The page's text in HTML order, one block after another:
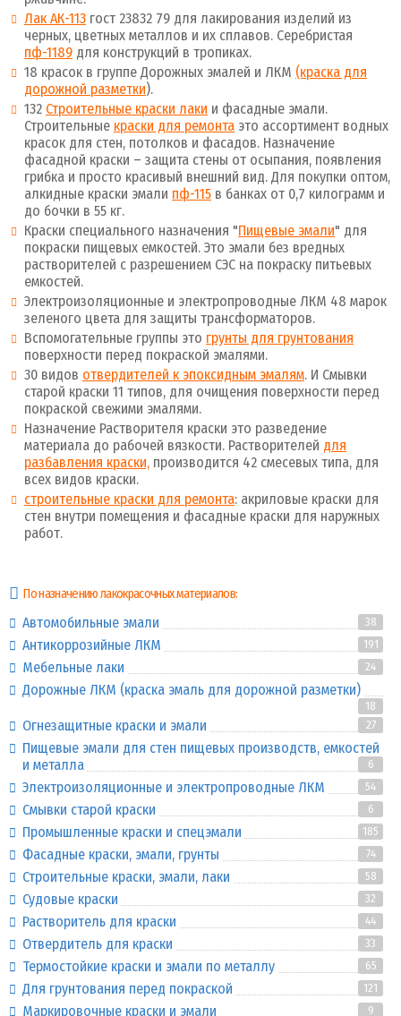
Лак АК-113 гост 23832 79 для лакирования изделий из
черных, цветных металлов и их сплавов. Серебристая
пф-1189 для конструкций в тропиках.
18 красок в группе Дорожных эмалей и ЛКМ (краска для
дорожной разметки).
132 Строительные краски лаки и фасадные эмали.
Строительные краски для ремонта это ассортимент водных
красок для стен, потолков и фасадов. Назначение
фасадной краски – защита стены от осыпания, появления
грибка и просто красивый внешний вид. Для покупки оптом,
алкидные краски эмали пф-115 в банках от 0,7 килограмм и
до бочки в 55 кг.
Краски специального назначения "Пищевые эмали" для
покраски пищевых емкостей. Это эмали без вредных
растворителей с разрешением СЭС на покраску питьевых
емкостей.
Электроизоляционные и электропроводные ЛКМ 48 марок
зеленого цвета для защиты трансформаторов.
Вспомогательные группы это грунты для грунтования
поверхности перед покраской эмалями.
30 видов отвердителей к эпоксидным эмалям. И Смывки
старой краски 11 типов, для очищения поверхности перед
покраской свежими эмалями.
Назначение Растворителя краски это разведение
материала до рабочей вязкости. Растворителей для
разбавления краски, производится 42 смесевых типа, для
всех видов краски.
строительные краски для ремонта: акриловые краски для
стен внутри помещения и фасадные краски для наружных
работ.
По назначению лакокрасочных материалов:
Автомобильные эмали 38
Антикоррозийные ЛКМ 191
Мебельные лаки 24
Дорожные ЛКМ (краска эмаль для дорожной разметки)
18
Огнезащитные краски и эмали 27
Пищевые эмали для стен пищевых производств, емкостей
и металла
6
Электроизоляционные и электропроводные ЛКМ 54
Смывки старой краски 6
Промышленные краски и спецэмали 185
Фасадные краски, эмали, грунты 74
Строительные краски, эмали, лаки 58
Судовые краски 32
Растворитель для краски 44
Отвердитель для краски 33
Термостойкие краски и эмали по металлу 65
Для грунтования перед покраской 121
Маркировочные краски и эмали 9